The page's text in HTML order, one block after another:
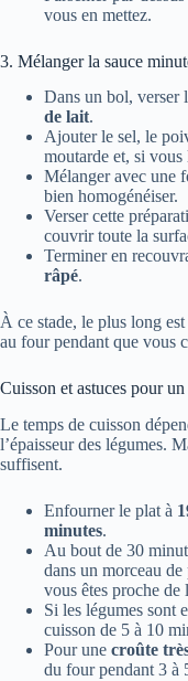
vous en mettez.
3. Mélanger la sauce
Dans un bol, verser
de lait.
Ajouter le sel, le
moutarde et, si vous
Mélanger avec une
bien homogénéiser.
Verser cette
couvrir toute la
Terminer en
râpé.
À ce stade, le plus long
au four pendant que vous
Cuisson et astuces pour
Le temps de cuisson
l’épaisseur des légumes.
suffisent.
Enfourner le plat à
minutes.
Au bout de 30
dans un morceau de
vous êtes proche de
Si les légumes sont
cuisson de 5 à 10
Pour une croûte
du four pendant 3 à